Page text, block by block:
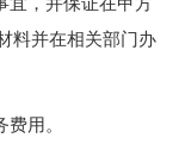
料并在相关部门办
用。